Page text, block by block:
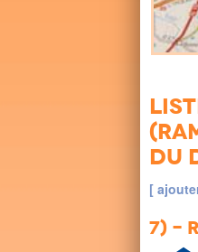
du
[
7) -